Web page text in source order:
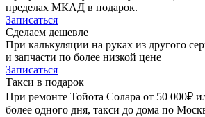
пределах МКАД в подарок.
Записаться
Сделаем дешевле
При калькуляции на руках из другого
и запчасти по более низкой цене
Записаться
Такси в подарок
При ремонте Тойота Солара от 50 000₽
более одного дня, такси до дома по